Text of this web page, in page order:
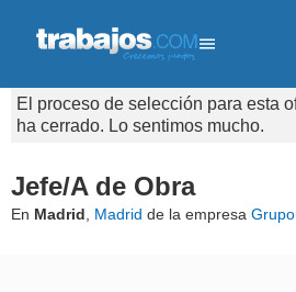
El proceso de selección para esta
ha cerrado. Lo sentimos mucho.
Jefe/A de Obra
En Madrid Madrid de la empresa